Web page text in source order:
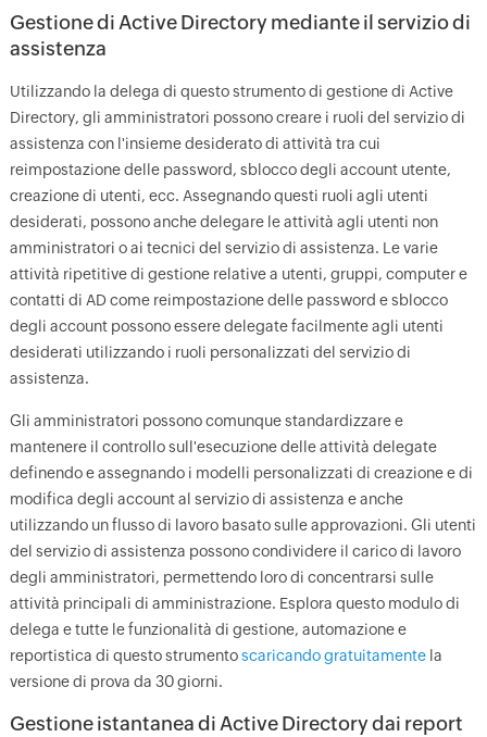
Gestione di Active Directory mediante il servizio di
assistenza
Utilizzando la delega di questo strumento di gestione di Active
Directory, gli amministratori possono creare i ruoli del servizio di
assistenza con l'insieme desiderato di attività tra cui
reimpostazione delle password, sblocco degli account utente,
creazione di utenti, ecc. Assegnando questi ruoli agli utenti
desiderati, possono anche delegare le attività agli utenti non
amministratori o ai tecnici del servizio di assistenza. Le varie
attività ripetitive di gestione relative a utenti, gruppi, computer e
contatti di AD come reimpostazione delle password e sblocco
degli account possono essere delegate facilmente agli utenti
desiderati utilizzando i ruoli personalizzati del servizio di
assistenza.
Gli amministratori possono comunque standardizzare e
mantenere il controllo sull'esecuzione delle attività delegate
definendo e assegnando i modelli personalizzati di creazione e di
modifica degli account al servizio di assistenza e anche
utilizzando un flusso di lavoro basato sulle approvazioni. Gli utenti
del servizio di assistenza possono condividere il carico di lavoro
degli amministratori, permettendo loro di concentrarsi sulle
attività principali di amministrazione. Esplora questo modulo di
delega e tutte le funzionalità di gestione, automazione e
reportistica di questo strumentoscaricando gratuitamentela
versione di prova da 30 giorni.
Gestione istantanea di Active Directory dai report